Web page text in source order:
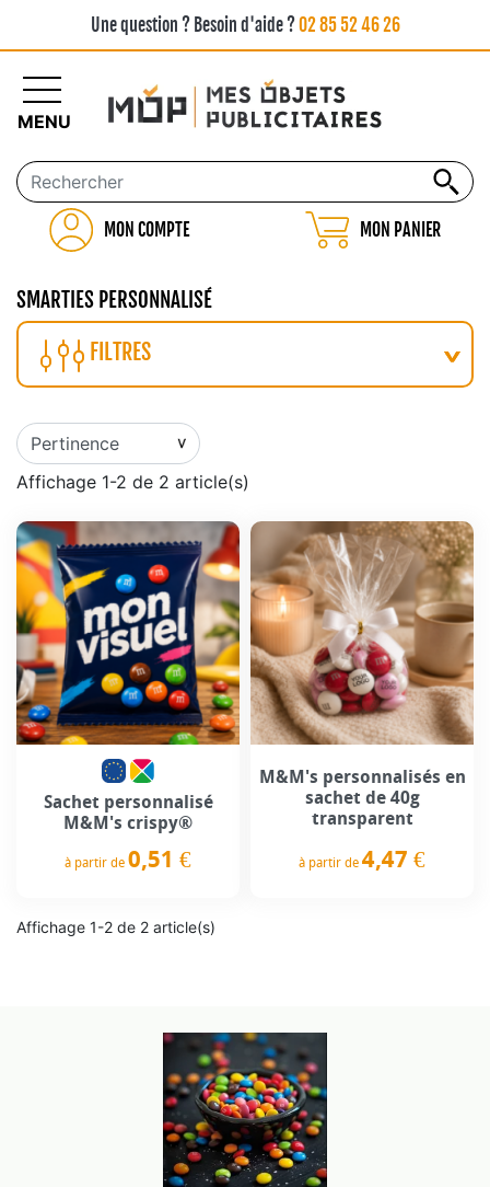
Une question ? Besoin d'aide ?02 85 52 46 26
MON COMPTE MON PANIER
MENU
SMARTIES PERSONNALISÉ
FILTRES
Affichage 1-2 de 2 article(s)
Sachet personnalisé
M&M's crispy®
à partir de 0,51 €
M&M's personnalisés en
sachet de 40g
transparent
à partir de 4,47 €
Affichage 1-2 de 2 article(s)